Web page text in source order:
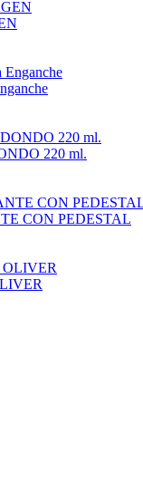
220 ml.
CON PEDESTAL